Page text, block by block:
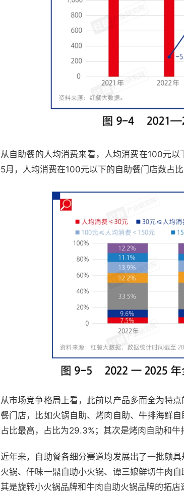
从自助餐的人均消费来看，人均消费在100元
5月，人均消费在100元以下的自助餐门店数占
从市场竞争格局上看，此前以产品多而全为特
餐门店，比如火锅自助、烤肉自助、牛排海鲜
占比最高，占比为29.3%；其次是烤肉自助和牛
近年来，自助餐各细分赛道均发展出了一批颇
火锅、仟味一鼎自助小火锅、谭三娘鲜切牛肉
其是旋转小火锅品牌和牛肉自助火锅品牌的拓店